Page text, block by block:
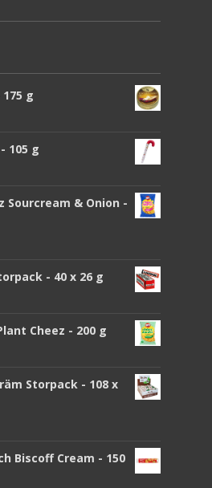
g
105 g
Sourcream & Onion -
- 40 x 26 g
Cheez - 200 g
Storpack - 108 x
Biscoff Cream - 150